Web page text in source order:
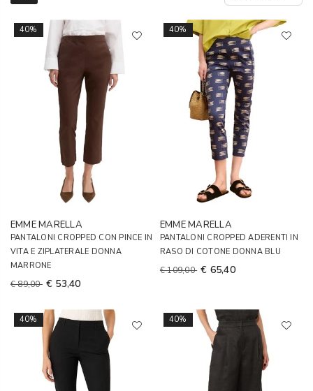
40%
EMME MARELLA
PANTALONI CROPPED CON PINCE IN
VITA E ZIPLATERALE DONNA
MARRONE
€ 89,00 € 53,40
40%
EMME MARELLA
PANTALONI CROPPED ADERENTI IN
RASO DI COTONE DONNA BLU
€ 109,00 € 65,40
40% 40%